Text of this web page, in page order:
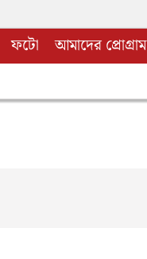
ফটো আমাদের প্রোগ্রাম